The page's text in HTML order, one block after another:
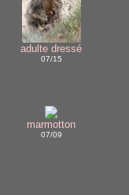
adulte dressé
07/15
marmotton
07/09